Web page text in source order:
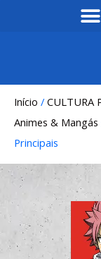
Início / CULTURA
Animes & Mangás
Principais